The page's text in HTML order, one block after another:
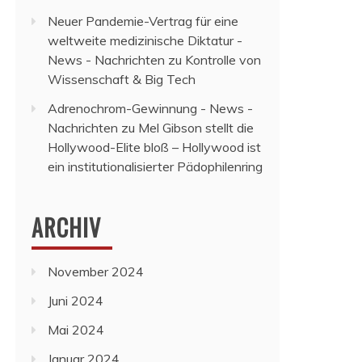
Neuer Pandemie-Vertrag für eine
weltweite medizinische Diktatur -
News - Nachrichten zu Kontrolle von
Wissenschaft & Big Tech
Adrenochrom-Gewinnung - News -
Nachrichten zu Mel Gibson stellt die
Hollywood-Elite bloß – Hollywood ist
ein institutionalisierter Pädophilenring
ARCHIV
November 2024
Juni 2024
Mai 2024
Januar 2024